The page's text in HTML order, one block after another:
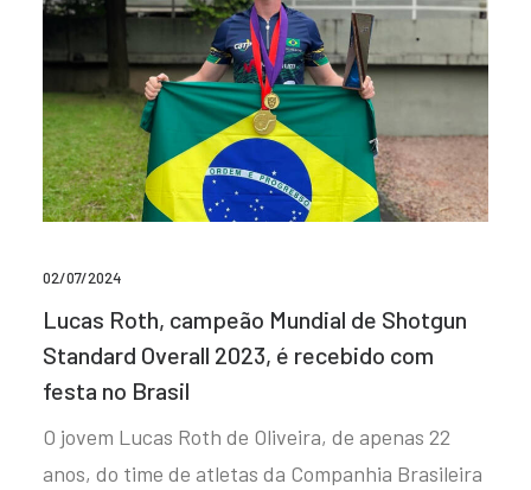
02/07/2024
Lucas Roth, campeão Mundial de Shotgun
Standard Overall 2023, é recebido com
festa no Brasil
O jovem Lucas Roth de Oliveira, de apenas 22
anos, do time de atletas da Companhia Brasileira